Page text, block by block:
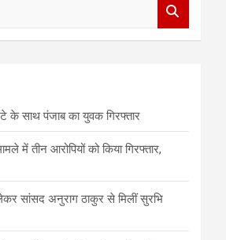
के साथ पंजाब का युवक गिरफ्तार
में तीन आरोपियों को किया गिरफ्तार,
सांसद अनुराग ठाकुर से मिलीं सुरभि